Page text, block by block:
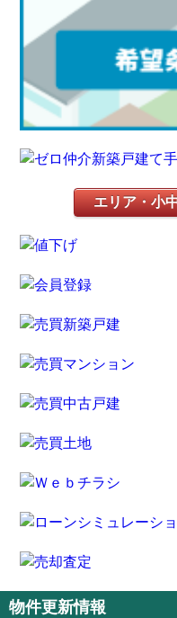
エリア・小
物件更新情報